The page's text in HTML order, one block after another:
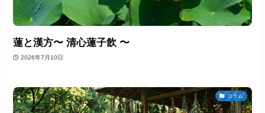
蓮と漢方〜 清心蓮子飲 〜
2026年7月10日
コラム